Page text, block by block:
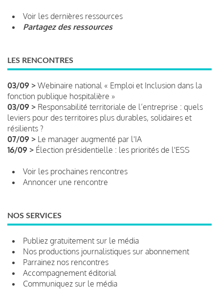
Voir les dernières ressources
Partagez des ressources
LES RENCONTRES
03/09 > Webinaire national « Emploi et Inclusion dans la
fonction publique hospitalière »
03/09 > Responsabilité territoriale de l’entreprise : quels
leviers pour des territoires plus durables, solidaires et
résilients ?
07/09 > Le manager augmenté par l'IA
16/09 > Élection présidentielle : les priorités de l'ESS
Voir les prochaines rencontres
Annoncer une rencontre
NOS SERVICES
Publiez gratuitement sur le média
Nos productions journalistiques sur abonnement
Parrainez nos rencontres
Accompagnement éditorial
Communiquez sur le média